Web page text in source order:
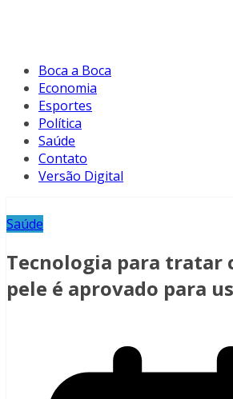
Boca a Boca
Economia
Esportes
Política
Saúde
Contato
Versão Digital
Saúde
Tecnologia para tratar
pele é aprovado para